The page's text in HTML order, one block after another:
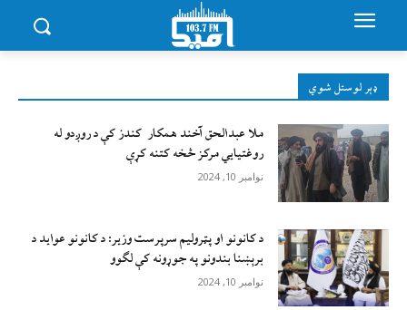
ډېر لوستل شوي
ملا عبدالحق آخند همکار کندز کې د روږدو له
روغتیایي مرکز څخه کتنه کړې
نوامبر 10, 2024
د کانونو او پټرولیم سرپرست وزیر: د کانونو عواید د
برېښنا بندونو په جوړونه کې لګوو
نوامبر 10, 2024